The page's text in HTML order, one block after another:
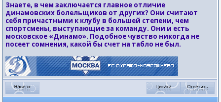
Знаете, в чем заключается главное отличие
динамовских болельщиков от других? Они считают
себя причастными к клубу в большей степени, чем
спортсмены, выступающие за команду. Они и есть
московское «Динамо». Подобное чувство никогда не
посеет сомнения, какой бы счет на табло не был.